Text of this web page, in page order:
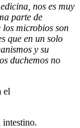
nos es muy
parte de
los microbios son
que en un solo
y su
duchemos no
intestino.